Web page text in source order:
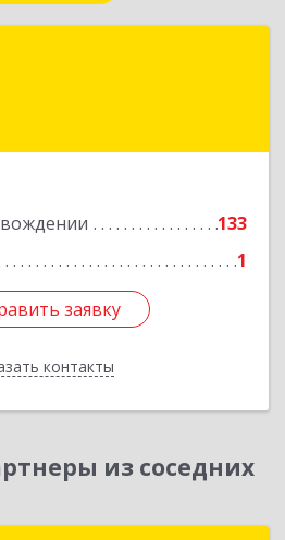
133
1
заявку
контакты
обл, г.о. Пушкинский,
заявку
Назад
из соседних